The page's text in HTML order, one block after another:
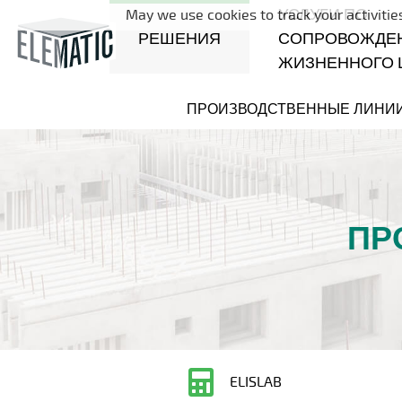
РЕШЕНИЯ
УСЛУГИ ПО
ЖИЗНЕННОГО
ПРОИЗВОДСТВЕННЫЕ
ELISLAB
May we use cookies to track your